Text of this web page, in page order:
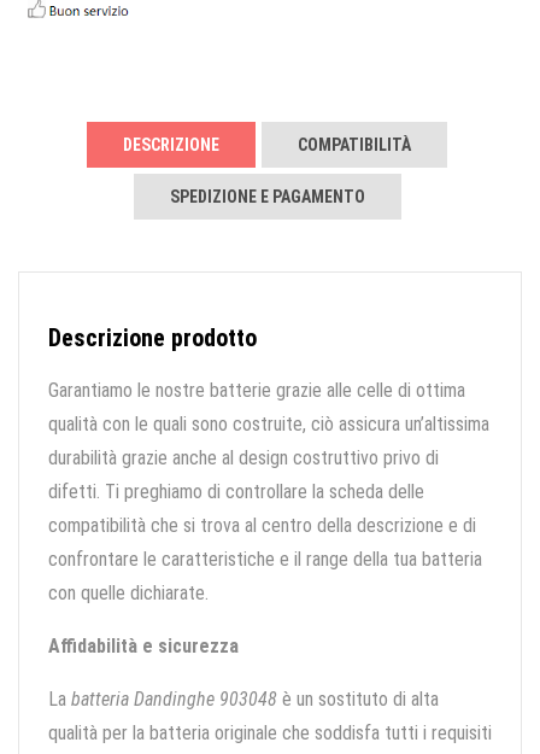
DESCRIZIONE COMPATIBILITÀ
SPEDIZIONE E PAGAMENTO
Descrizione prodotto
Garantiamo le nostre batterie grazie alle celle di ottima
qualità con le quali sono costruite, ciò assicura un’altissima
durabilità grazie anche al design costruttivo privo di
difetti. Ti preghiamo di controllare la scheda delle
compatibilità che si trova al centro della descrizione e di
confrontare le caratteristiche e il range della tua batteria
con quelle dichiarate.
Affidabilità e sicurezza
La batteria Dandinghe 903048 è un sostituto di alta
qualità per la batteria originale che soddisfa tutti i requisiti